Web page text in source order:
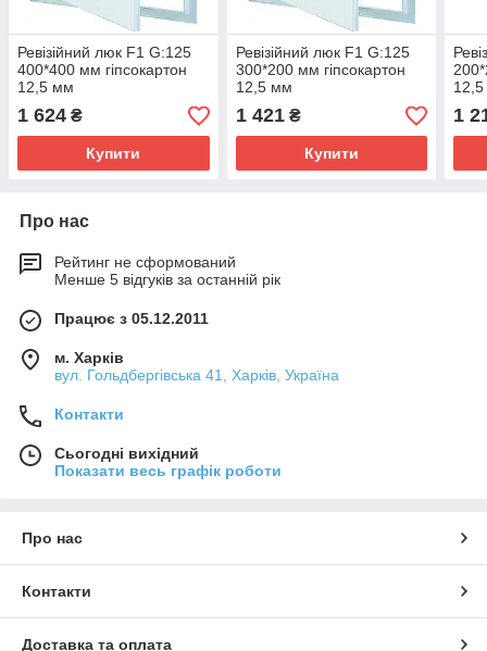
Ревізійний люк F1 G:125
400*400 мм гіпсокартон
12,5 мм
1 624 ₴
Купити
Ревізійний люк F1 G:125
300*200 мм гіпсокартон
12,5 мм
1 421₴
Купити
1
Про нас
Рейтинг не сформований
Менше 5 відгуків за останній рік
Працює з 05.12.2011
м. Харків
вул. Гольдбергівська 41, Харків, Україна
Контакти
Сьогодні вихідний
Показати весь графік роботи
Про нас
Контакти
Доставка та оплата